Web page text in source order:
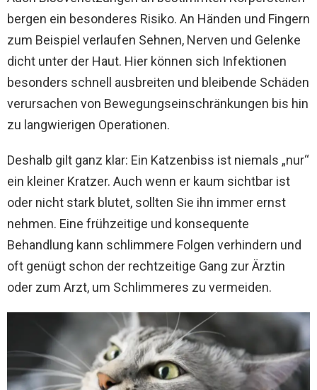
bergen ein besonderes Risiko. An Händen und Fingern
zum Beispiel verlaufen Sehnen, Nerven und Gelenke
dicht unter der Haut. Hier können sich Infektionen
besonders schnell ausbreiten und bleibende Schäden
verursachen von Bewegungseinschränkungen bis hin
zu langwierigen Operationen.
Deshalb gilt ganz klar: Ein Katzenbiss ist niemals „nur“
ein kleiner Kratzer. Auch wenn er kaum sichtbar ist
oder nicht stark blutet, sollten Sie ihn immer ernst
nehmen. Eine frühzeitige und konsequente
Behandlung kann schlimmere Folgen verhindern und
oft genügt schon der rechtzeitige Gang zur Ärztin
oder zum Arzt, um Schlimmeres zu vermeiden.